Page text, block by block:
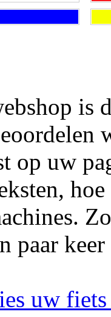
is
op uw
paar
uw fiets